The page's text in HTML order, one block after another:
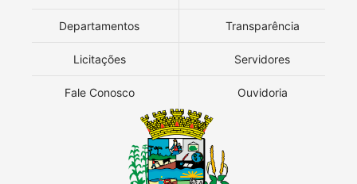
Departamentos Transparência
Licitações Servidores
Fale Conosco Ouvidoria